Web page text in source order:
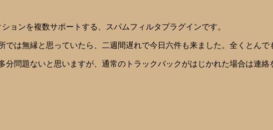
ョンを複数サポートする、スパムフィルタプラグインです。
は無縁と思っていたら、二週間遅れで今日六件も来ました。全くとんで
問題ないと思いますが、通常のトラックバックがはじかれた場合は連絡